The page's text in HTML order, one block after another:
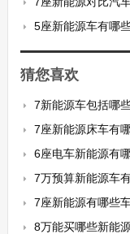
5座新能源车有哪
猜您喜欢
7新能源车包括哪
7座新能源床车有
6座电车新能源有
7万预算新能源车
7座新能源有哪些
8万能买哪些新能